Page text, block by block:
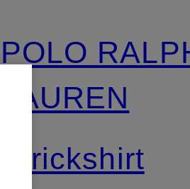
POLO
LAUREN
Strickshirt